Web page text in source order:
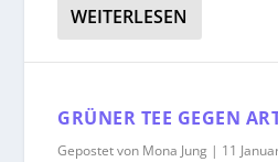
WEITERLESEN
GRÜNER TEE GEGEN
Gepostet von Mona Jung | 11